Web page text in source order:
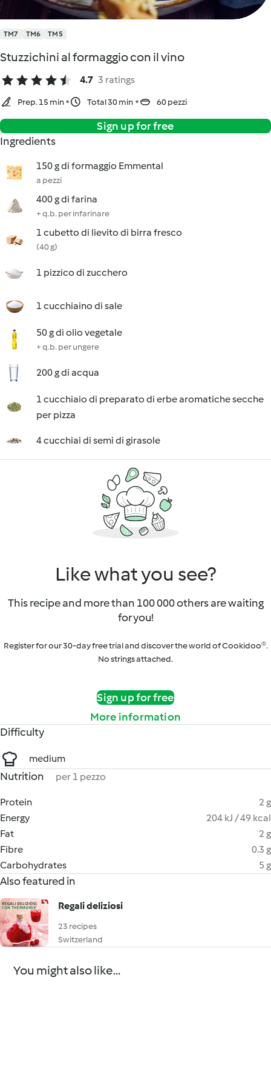
TM7 TM6 TM5
Stuzzichini al formaggio con il vino
4.7 3 ratings
Prep. 15 min Total 30 min 60 pezzi
Sign up for free
Ingredients
150 g di formaggio Emmental
a pezzi
400 g di farina
+ q.b. per infarinare
1 cubetto di lievito di birra fresco
(40 g)
1 pizzico di zucchero
1 cucchiaino di sale
50 g di olio vegetale
+ q.b. per ungere
200 g di acqua
1 cucchiaio di preparato di erbe aromatiche secche
per pizza
4 cucchiai di semi di girasole
Like what you see?
This recipe and more than 100 000 others are waiting
for you!
Register for our 30-day free trial and discover the world of Cookidoo®.
No strings attached.
Sign up for free
More information
Difficulty
medium
Nutrition per 1 pezzo
Protein
2 g
Energy
204 kJ / 49 kcal
Fat
2 g
Fibre
0.3 g
Carbohydrates
5 g
Also featured in
Regali deliziosi
23 recipes
Switzerland
You might also like...